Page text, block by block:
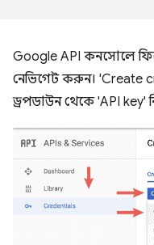
Google API কনসোলে
নেভিগেট করুন। 'Create
ড্রপডাউন থেকে 'API key'